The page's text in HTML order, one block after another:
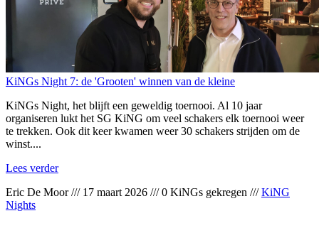
te trekken. Ook dit keer kwamen weer 30 schakers strijden om de
winst....
Eric De Moor///17 maart 2026 ///0 KiNGs gekregen///KiNG
Nights
123… 15 Volgende »